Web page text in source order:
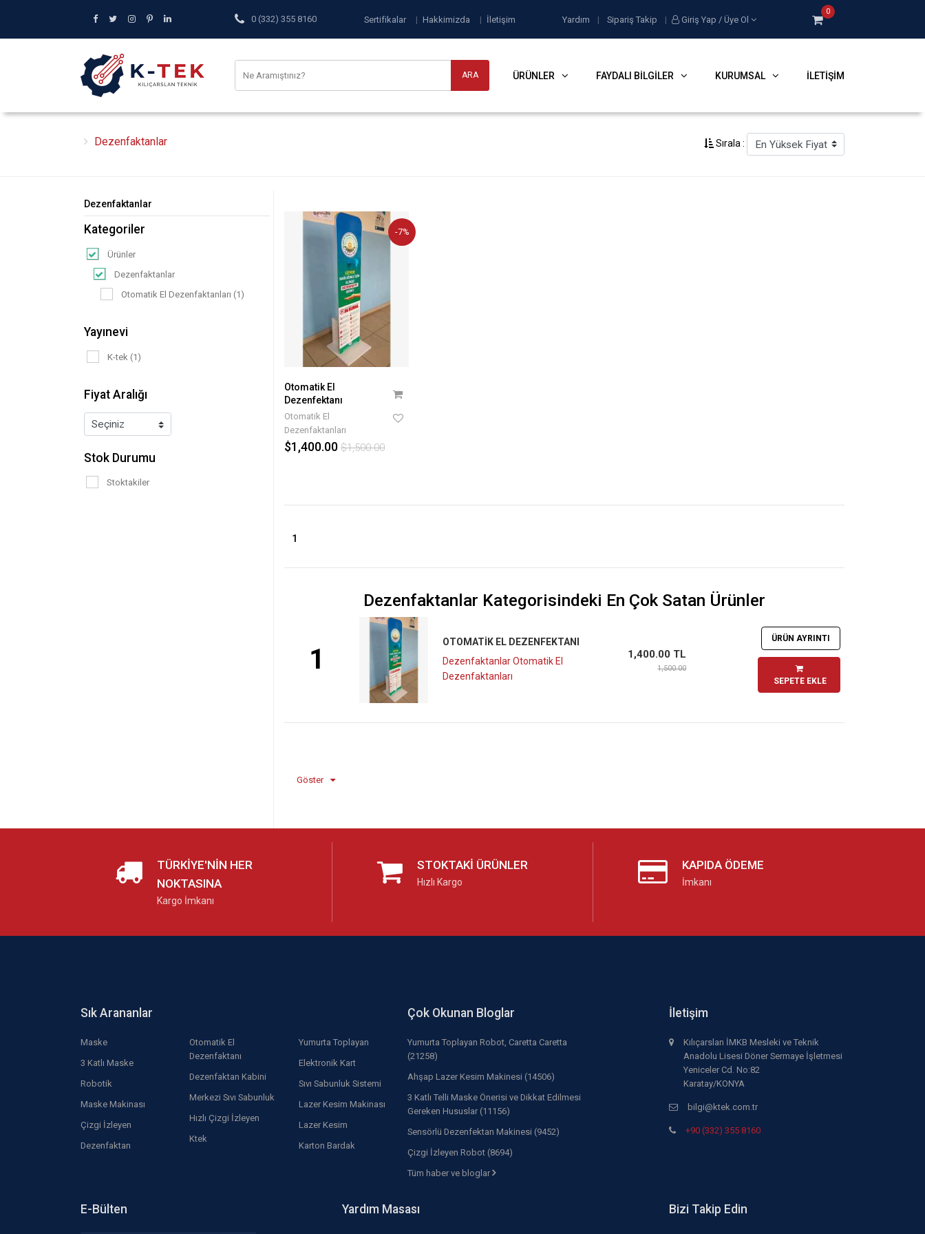
0 (332) 355 8160 Sertifikalar | Hakkimizda | İletişim Yardım | Sipariş Takip | Giriş Yap / Üye Ol
0
ÜRÜNLER FAYDALI BILGILER KURUMSAL İLETIŞIM
Dezenfaktanlar Sırala :
Dezenfaktanlar
Kategoriler
Ürünler
Dezenfaktanlar
Otomatik El Dezenfaktanları (1)
Yayınevi
K-tek (1)
Fiyat Aralığı
Stok Durumu
Stoktakiler
-7%
Otomatik El
Dezenfektanı
Otomatik El
Dezenfaktanları
$1,400.00 $1,500.00
1
Dezenfaktanlar Kategorisindeki En Çok Satan Ürünler
1
OTOMATIK EL DEZENFEKTANI
Dezenfaktanlar Otomatik El
Dezenfaktanları
1,400.00 TL
1,500.00
ÜRÜN AYRINTI
SEPETE EKLE
Göster
TÜRKIYE'NIN HER
NOKTASINA
Kargo İmkanı
STOKTAKI ÜRÜNLER
Hızlı Kargo
KAPIDA ÖDEME
İmkanı
Sık Arananlar
Maske
3 Katlı Maske
Robotik
Maske Makinası
Çizgi İzleyen
Dezenfaktan
Otomatik El
Dezenfaktanı
Dezenfaktan Kabini
Merkezi Sıvı Sabunluk
Hızlı Çizgi İzleyen
Ktek
Yumurta Toplayan
Elektronik Kart
Sıvı Sabunluk Sistemi
Lazer Kesim Makinası
Lazer Kesim
Karton Bardak
Çok Okunan Bloglar
Yumurta Toplayan Robot, Caretta Caretta
(21258)
Ahşap Lazer Kesim Makinesi (14506)
3 Katlı Telli Maske Önerisi ve Dikkat Edilmesi
Gereken Hususlar (11156)
Sensörlü Dezenfektan Makinesi (9452)
Çizgi İzleyen Robot (8694)
Tüm haber ve bloglar
İletişim
Kılıçarslan İMKB Mesleki ve Teknik
Anadolu Lisesi Döner Sermaye İşletmesi
Yeniceler Cd. No:82
Karatay/KONYA
bilgi@ktek.com.tr
+90 (332) 355 8160
E-Bülten Yardım Masası Bizi Takip Edin